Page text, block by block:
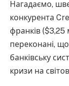
Нагадаємо,
конкурента
франків ($3,25
переконані,
банківську
кризи на